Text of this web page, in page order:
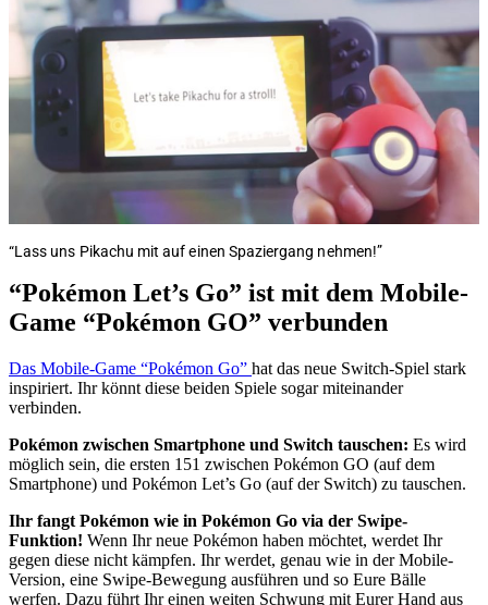
“Lass uns Pikachu mit auf einen Spaziergang nehmen!”
“Pokémon Let’s Go” ist mit dem Mobile-
Game “Pokémon GO” verbunden
Das Mobile-Game “Pokémon Go” hat das neue Switch-Spiel stark
inspiriert. Ihr könnt diese beiden Spiele sogar miteinander
verbinden.
Pokémon zwischen Smartphone und Switch tauschen: Es wird
möglich sein, die ersten 151 zwischen Pokémon GO (auf dem
Smartphone) und Pokémon Let’s Go (auf der Switch) zu tauschen.
Ihr fangt Pokémon wie in Pokémon Go via der Swipe-
Funktion! Wenn Ihr neue Pokémon haben möchtet, werdet Ihr
gegen diese nicht kämpfen. Ihr werdet, genau wie in der Mobile-
Version, eine Swipe-Bewegung ausführen und so Eure Bälle
werfen. Dazu führt Ihr einen weiten Schwung mit Eurer Hand aus